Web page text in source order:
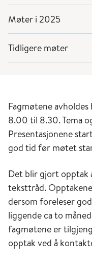
Møter i 2025
Tidligere møter
Fagmøtene
8.00 til 8.30. Tema
Presentasjonene
god tid før møtet
Det blir gjort opptak
teksttråd.
dersom foreleser
liggende ca to
fagmøtene er
opptak ved å